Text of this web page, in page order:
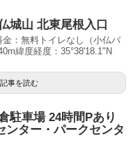
城山 北東尾根入口
：無料トイレなし（小仏バ
緯度経度：35°38'18.1"N
記事を読む
駐車場 24時間Pあり
ンター・パークセンタ